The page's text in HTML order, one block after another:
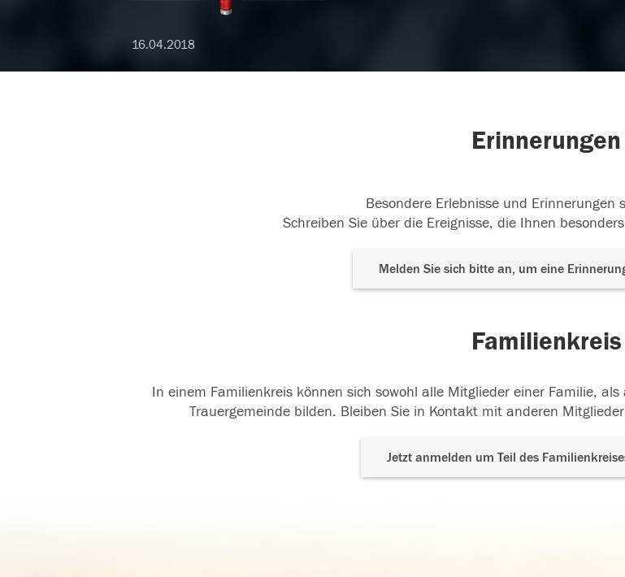
16.04.2018
Erinnerungen
Besondere Erlebnisse und Erinnerungen
Schreiben Sie über die Ereignisse, die Ihnen
Melden Sie sich bitte an, um eine
Familienkreis
In einem Familienkreis können sich sowohl alle Mitglieder einer Familie,
Trauergemeinde bilden. Bleiben Sie in Kontakt mit anderen
Jetzt anmelden um Teil des